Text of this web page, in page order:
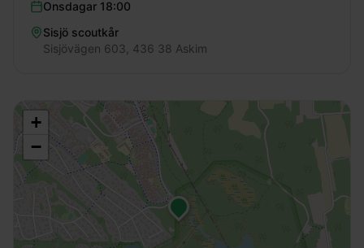
Onsdagar 18:00
Sisjö scoutkår
Sisjövägen 603, 436 38 Askim
+
−